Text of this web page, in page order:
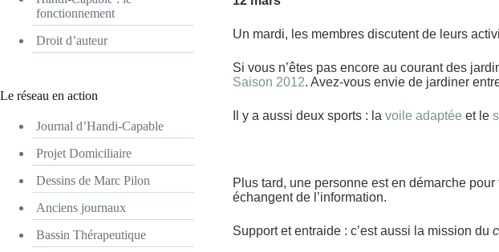
Un mardi, les membres discutent de leurs
Si vous n’êtes pas encore au courant des
Saison 2012. Avez-vous envie de jardiner
Il y a aussi deux sports : lavoile adaptée et le
Plus tard, une personne est en démarche
échangent de l’information.
Support et entraide : c’est aussi la mission du
fonctionnement
Droit d’auteur
Le réseau en action
Journal d’Handi-Capable
Projet Domiciliaire
Dessins de Marc Pilon
Anciens journaux
Bassin Thérapeutique